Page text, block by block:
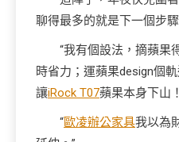
聊得最多的就是下一個步驟
“我有個設法，摘蘋果
時省力；運蘋果design個
讓iRock T07蘋果本身下山
“歐凌辦公家具我以為